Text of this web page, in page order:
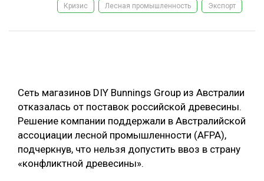
ЛЕСОЗАГОТОВКА
ОБРАБОТКА ДРЕВЕСИНЫ
ЛЕСОВОССТАНОВЛЕНИЕ И ЗАЩИТА
ЛОГИСТИКА
ПРОИЗВОДСТВО ДРЕВЕСНЫХ ПЛИТ
ЦБП
ТЕМАТИЧЕСКИЕ ПРОЕКТЫ
Кризис Лесная промышленность Экспорт
Сеть магазинов DIY Bunnings Group из Австралии
отказалась от поставок российской древесины.
Решение компании поддержали в Австралийской
ассоциации лесной промышленности (AFPA),
подчеркнув, что нельзя допустить ввоз в страну
«конфликтной древесины».